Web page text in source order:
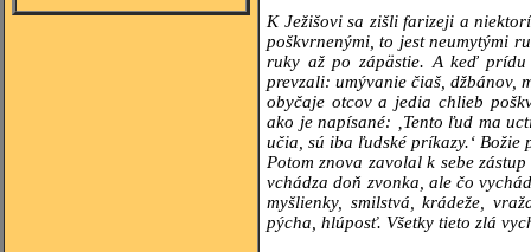
K Ježišovi sa zišli farizeji a
poškvrnenými, to jest neumytými
ruky až po zápästie. A keď
prevzali: umývanie čiaš, džbánov,
obyčaje otcov a jedia chlieb
ako je napísané: ‚Tento ľud ma
učia, sú iba ľudské príkazy.‘
Potom znova zavolal k sebe
vchádza doň zvonka, ale čo
myšlienky, smilstvá, krádeže,
pýcha, hlúposť. Všetky tieto zlá